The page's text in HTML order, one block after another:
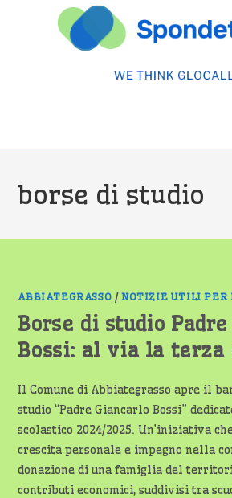
borse di studio
ABBIATEGRASSO /NOTIZIE UTILI PER
Borse di studio
Bossi: al via la terza
Il Comune di Abbiategrasso apre il
studio “Padre Giancarlo Bossi”
scolastico 2024/2025. Un’iniziativa
crescita personale e impegno nella
donazione di una famiglia del
contributi economici, suddivisi tra